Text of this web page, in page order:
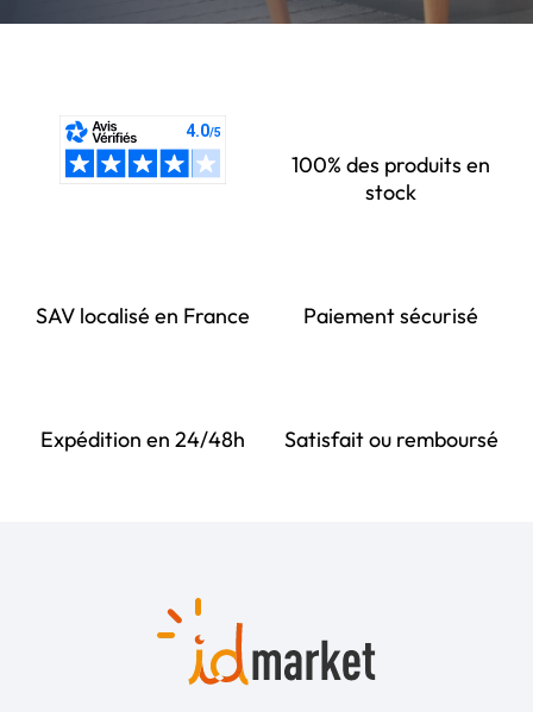
100% des produits en
stock
SAV localisé en France Paiement sécurisé
Expédition en 24/48h Satisfait ou remboursé